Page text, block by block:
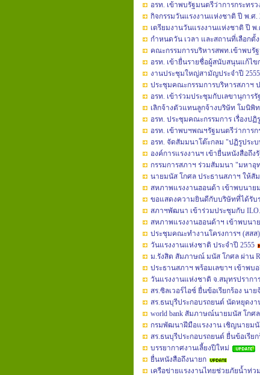
อรท. เข้าพบรัฐมนตรีว่าการกระทรว
กิจกรรมวันแรงงานแห่งชาติ ปี พ.ศ.
เตรียมงานวันแรงงานแห่งชาติ ปี พ.
กำหนดวัน เวลา และสถานที่เลือกตั้
คณะกรรมการบริหารสพท.เข้าพบรั
อรท. เข้ายื่นรายชื่อผู้สนับสนุนแก้ไ
งานประชุมใหญ่สามัญประจำปี
ประชุมคณะกรรมการบริหารสภาฯ
อรท. เข้าร่วมประชุมกับเลขานุการ
เลิกจ้างตัวแทนลูกจ้างบริษัท โมนิพิ
อรท. ประชุมคณะกรรมการ เรื่องปฏิ
อรท. เข้าพบฯพณฯรัฐมนตรีว่าการก
อรท. จัดสัมมนาโต๊ะกลม "ปฏิรูประ
องค์การแรงงานฯ เข้ายื่นหนังสือถึง
กรรมการสภาฯ ร่วมสัมมนา "มหาอุ
นายมนัส โกศล ประธานสภาฯ ให้
สหภาพแรงงานฮอนด้า เข้าพบนาย
ขอแสดงความยินดีกับบริษัทที่ได้รับ
สภาฯพัฒนา เข้าร่วมประชุมกับ ILO.
สหภาพแรงงานฮอนด้าฯ เข้าพบนา
ประชุมคณะทำงานโครงการฯ (สสส
วันแรงงานแห่งชาติ ประจำปี 2555
ม.รังสิต สัมภาษณ์ มนัส โกศล ผ่าน
ประธานสภาฯ พร้อมเลขาฯ เข้าพบ
วันแรงงานแห่งชาติ จ.สมุทรปรากา
สร.ซิลเวอร์ไอซ์ ยื่นข้อเรียกร้อง นา
สร.ธนบุรีประกอบรถยนต์ นัดหยุดงา
world bank สัมภาษณ์นายมนัส โกศ
กรมพัฒนาฝีมือแรงงาน เชิญนายมนั
สร.ธนบุรีประกอบรถยนต์ ยื่นข้อเรี
บรรยากาศงานเลี้ยงปีใหม่
ยื่นหนังสือถึงนายก
เครือข่ายแรงงานไทยช่วยภัยน้ำท่